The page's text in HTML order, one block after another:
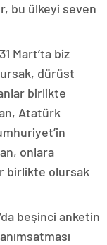
bu ülkeyi seven
Mart’ta biz
dürüst
birlikte
Atatürk
onlara
birlikte olursak
beşinci anketin